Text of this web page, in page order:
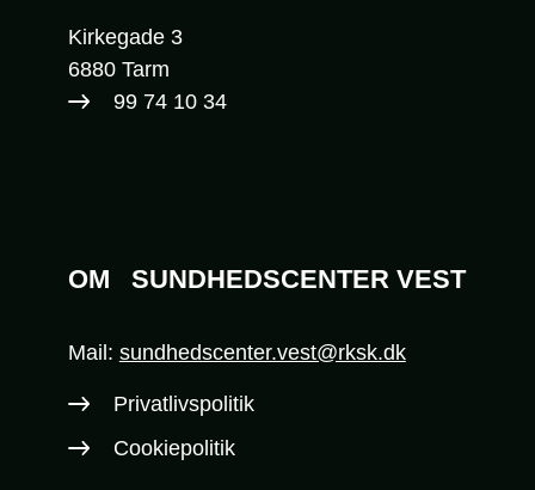
Kirkegade 3
6880 Tarm
99 74 10 34​
OM SUNDHEDSCENTER VEST
Mail: sundhedscenter.vest@rksk.dk
Privatlivspolitik
Cookiepolitik